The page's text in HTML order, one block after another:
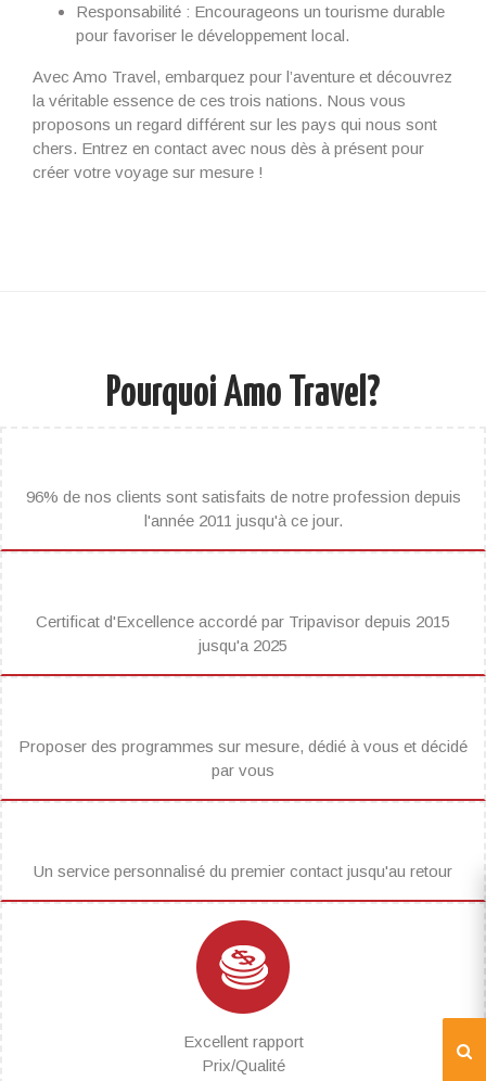
Responsabilité : Encourageons un tourisme durable
pour favoriser le développement local.
Avec Amo Travel, embarquez pour l’aventure et découvrez
la véritable essence de ces trois nations. Nous vous
proposons un regard différent sur les pays qui nous sont
chers. Entrez en contact avec nous dès à présent pour
créer votre voyage sur mesure !
Pourquoi Amo Travel?
96% de nos clients sont satisfaits de notre profession depuis
l'année 2011 jusqu'à ce jour.
Certificat d'Excellence accordé par Tripavisor depuis 2015
jusqu'a 2025
Proposer des programmes sur mesure, dédié à vous et décidé
par vous
Un service personnalisé du premier contact jusqu'au retour
Excellent rapport
Prix/Qualité